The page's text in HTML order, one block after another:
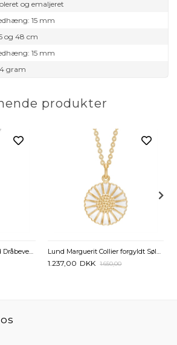
og emaljeret
15 mm
og 48 cm
15 mm
gram
produkter
Collier i Sterling Sølv med Dråbevedhæng og Marguerit Lund Marguerit Collier forgyldt Sølv med hvid Marguerit - 18 mm
1.237,00 DKK 1.650,00